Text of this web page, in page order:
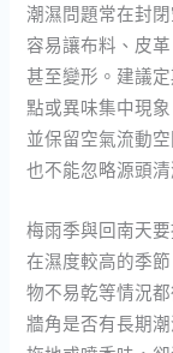
潮濕問題常在封
容易讓布料、皮
甚至變形。建議
點或異味集中現
並保留空氣流動
也不能忽略源頭清
梅雨季與回南天
在濕度較高的季
物不易乾等情況
牆角是否有長期